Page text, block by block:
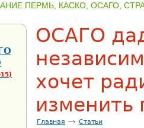
ПЕРМЬ, КАСКО, ОСАГО,
ОСАГО
хочет
Главная
Статьи